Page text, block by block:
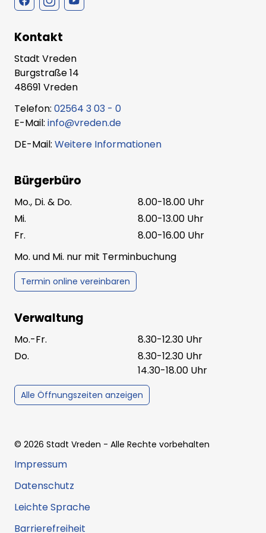
Kontakt
Stadt Vreden
Burgstraße 14
48691 Vreden
Telefon: 02564 3 03 - 0
E-Mail: info@vreden.de
DE-Mail: Weitere Informationen
Bürgerbüro
Mo., Di. & Do.
8.00-18.00 Uhr
Mi.
8.00-13.00 Uhr
Fr.
8.00-16.00 Uhr
Mo. und Mi. nur mit Terminbuchung
Termin online vereinbaren
Verwaltung
Mo.-Fr.
8.30-12.30 Uhr
Do.
8.30-12.30 Uhr
14.30-18.00 Uhr
Alle Öffnungszeiten anzeigen
© 2026 Stadt Vreden - Alle Rechte vorbehalten
Impressum
Datenschutz
Leichte Sprache
Barrierefreiheit